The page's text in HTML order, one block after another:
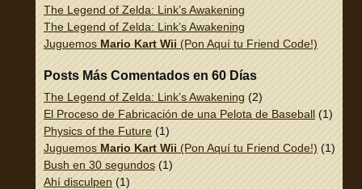
The Legend of Zelda: Link’s Awakening
The Legend of Zelda: Link’s Awakening
Juguemos Mario Kart Wii (Pon Aquí tu Friend Code!)
Posts Más Comentados en 60 Días
The Legend of Zelda: Link’s Awakening (2)
El Proceso de Fabricación de una Pelota de Baseball (1)
Physics of the Future (1)
Juguemos Mario Kart Wii (Pon Aquí tu Friend Code!) (1)
Bush en 30 segundos (1)
Ahí disculpen (1)